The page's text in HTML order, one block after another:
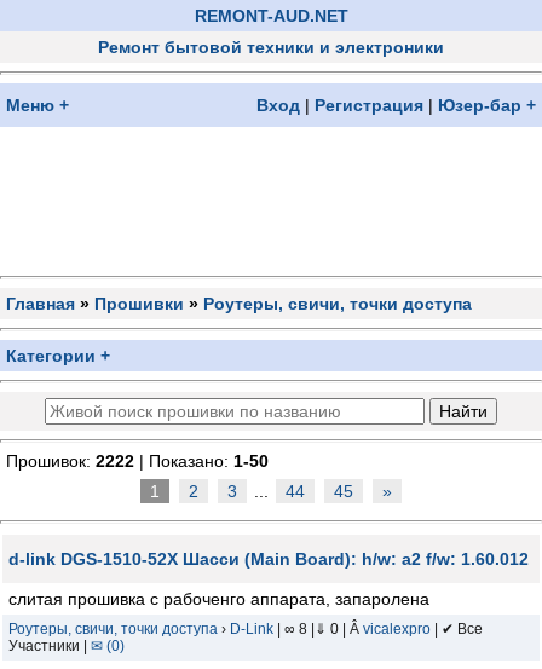
REMONT-AUD.NET
Ремонт бытовой техники и электроники
Меню + Вход | Регистрация | Юзер-бар +
Главная » Прошивки » Роутеры, свичи, точки доступа
Категории +
Прошивок: 2222 | Показано: 1-50
1
2 3 44 45 »
d-link DGS-1510-52X Шасси (Main Board): h/w: a2 f/w: 1.60.012
слитая прошивка с рабоченго аппарата, запаролена
Роутеры, свичи, точки доступа › D-Link | ∞ 8 |⇓ 0 | Â vicalexpro | ✔ Все
Участники | ✉ (0)